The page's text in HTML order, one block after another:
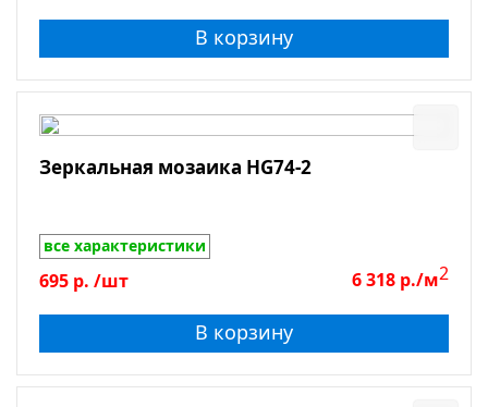
В корзину
Зеркальная мозаика HG74-2
все характеристики
695 р. /шт 6 318 р./м2
В корзину